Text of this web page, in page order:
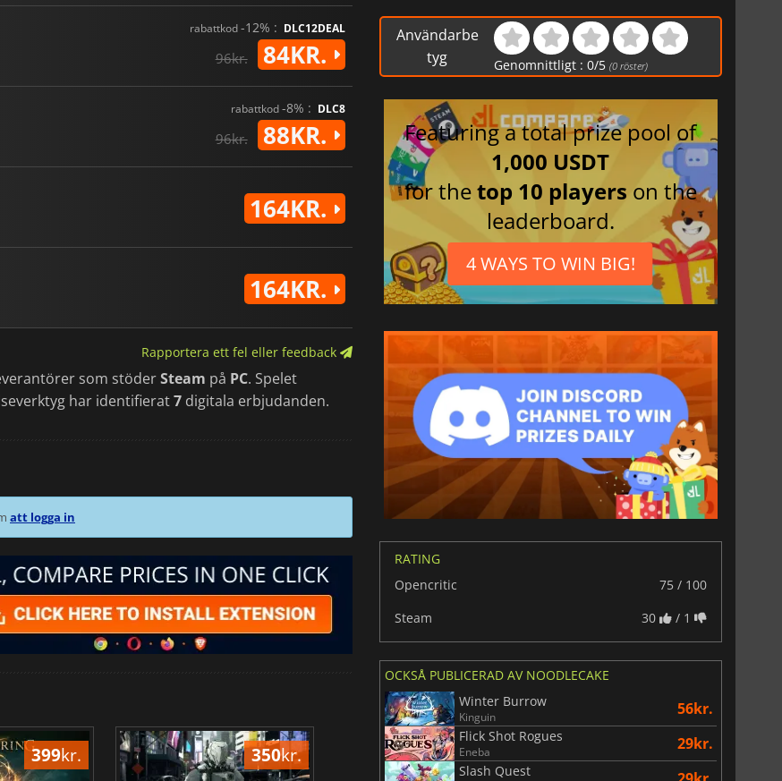
rabattkod-12% : DLC12DEAL
96kr. 84KR.
rabattkod-8% : DLC8
96kr. 88KR.
164KR.
164KR.
Rapportera ett fel eller feedback
som stöderSteam på PC. Spelet
har identifierat7 digitala erbjudanden.
att logga in
399kr. 350kr. 74kr. 170
Användarbe
tyg
Genomnittligt :0/5 (0 röster)
Featuring a total prize pool of
1,000 USDT
for thetop 10 players on the
leaderboard.
4 WAYS TO WIN BIG!
RATING
Opencritic
75 / 100
Steam
30 / 1
OCKSÅ PUBLICERAD AV NOODLECAKE
Winter Burrow
Kinguin 56kr.
Flick Shot Rogues
Eneba 29kr.
Slash Quest